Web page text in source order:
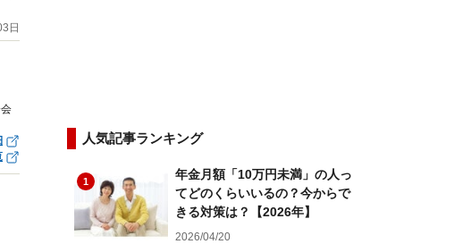
日
人気記事ランキング
1
年金月額「10万円未満」の人っ
てどのくらいいるの？今からで
きる対策は？【2026年】
2026/04/20